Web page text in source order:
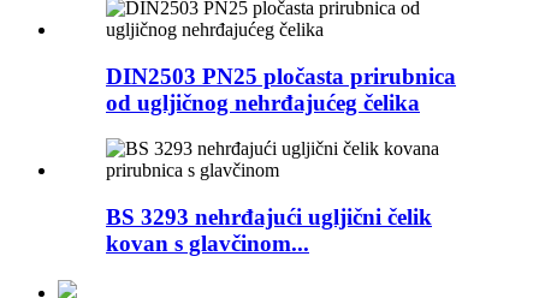
DIN2503 PN25 pločasta prirubnica
od ugljičnog nehrđajućeg čelika
BS 3293 nehrđajući ugljični čelik
kovan s glavčinom...